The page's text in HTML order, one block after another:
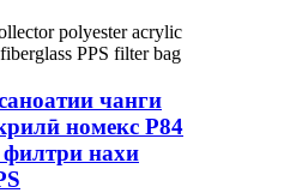
чанги
номекс P84
нахи